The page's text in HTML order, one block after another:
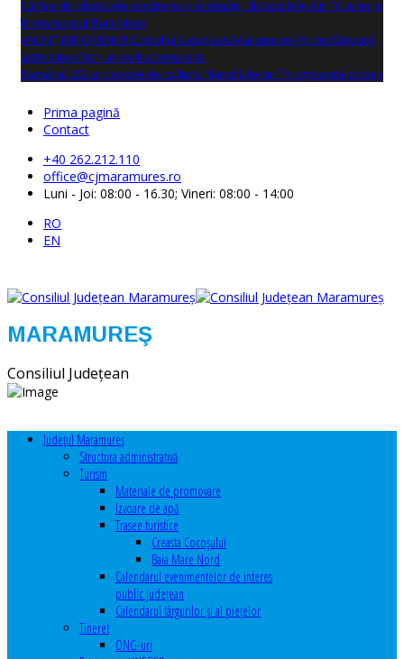
Cărțile de identitate electronice și simple, disponibile din 10 iunie și
în municipiul Baia Mare
ANUNŢ IMPORTANT! Consiliul Județean Maramureș își desfășoară
activitatea într-un sediu temporar.
Numărul 262 al revistei de cultură "Nord Literar" își așteaptă cititorii
Prima pagină
Contact
+40 262.212.110
office@cjmaramures.ro
Luni - Joi: 08:00 - 16.30; Vineri: 08:00 - 14:00
RO
EN
MARAMUREŞ
Consiliul Judeţean
Judeţul Maramureş
Structura administrativă
Turism
Materiale de promovare
Izvoare de apă
Trasee turistice
Creasta Cocoșului
Baia Mare Nord
Calendarul evenimentelor de interes
public judeţean
Calendarul târgurilor şi al pieţelor
Tineret
ONG-uri